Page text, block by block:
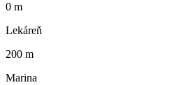
0 m
Lekáreň
200 m
Marina